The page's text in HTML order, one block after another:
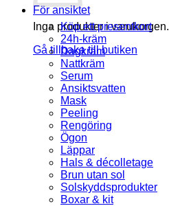
Inga produkter i varukorgen.
Gå tillbaka till butiken
För ansiktet
Köp ett presentkort
24h-kräm
Dagkräm
Nattkräm
Serum
Ansiktsvatten
Mask
Peeling
Rengöring
Ögon
Läppar
Hals & décolletage
Brun utan sol
Solskyddsprodukter
Boxar & kit